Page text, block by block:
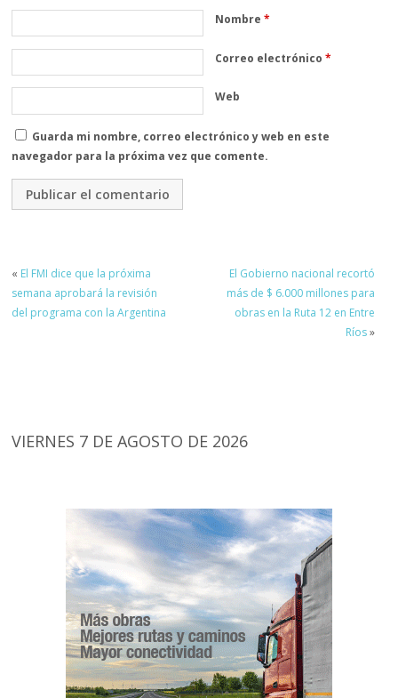
Nombre*
Correo electrónico*
Web
Guarda mi nombre, correo electrónico y web en este
navegador para la próxima vez que comente.
« El FMI dice que la próxima
semana aprobará la revisión
del programa con la Argentina
El Gobierno nacional recortó
más de $ 6.000 millones para
obras en la Ruta 12 en Entre
Ríos»
VIERNES 7 DE AGOSTO DE 2026